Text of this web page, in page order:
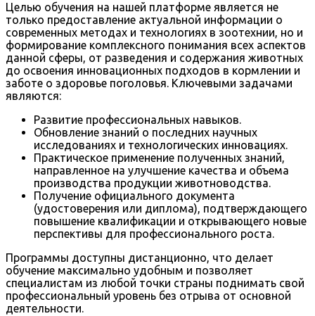
Целью обучения на нашей платформе является не
только предоставление актуальной информации о
современных методах и технологиях в зоотехнии, но и
формирование комплексного понимания всех аспектов
данной сферы, от разведения и содержания животных
до освоения инновационных подходов в кормлении и
заботе о здоровье поголовья. Ключевыми задачами
являются:
Развитие профессиональных навыков.
Обновление знаний о последних научных
исследованиях и технологических инновациях.
Практическое применение полученных знаний,
направленное на улучшение качества и объема
производства продукции животноводства.
Получение официального документа
(удостоверения или диплома), подтверждающего
повышение квалификации и открывающего новые
перспективы для профессионального роста.
Программы доступны дистанционно, что делает
обучение максимально удобным и позволяет
специалистам из любой точки страны поднимать свой
профессиональный уровень без отрыва от основной
деятельности.